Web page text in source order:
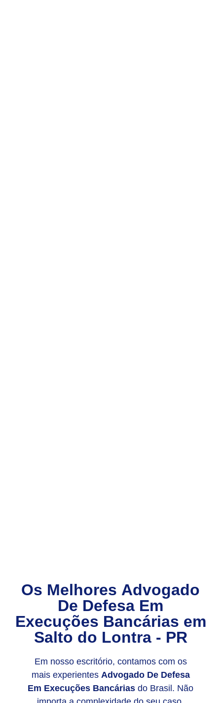
Os Melhores Advogado
De Defesa Em
Execuções Bancárias em
Salto do Lontra - PR
Em nosso escritório, contamos com os
mais experientes Advogado De Defesa
Em Execuções Bancárias do Brasil. Não